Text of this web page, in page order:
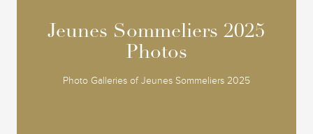
Jeunes Sommeliers 2025
Photos
Photo Galleries of Jeunes Sommeliers 2025
Jeunes Sommeliers 2025
Photos